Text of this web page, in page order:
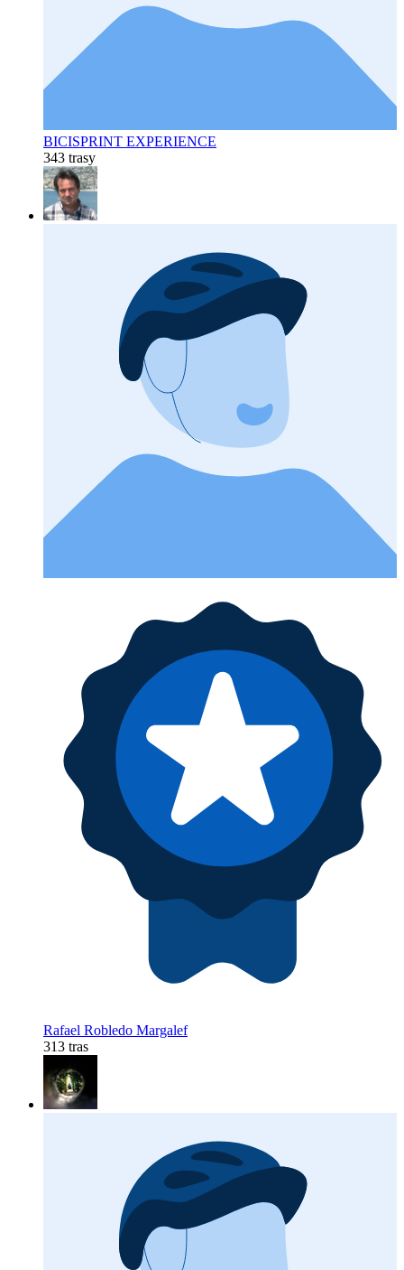
BICISPRINT EXPERIENCE
343 trasy
Rafael Robledo Margalef
313 tras